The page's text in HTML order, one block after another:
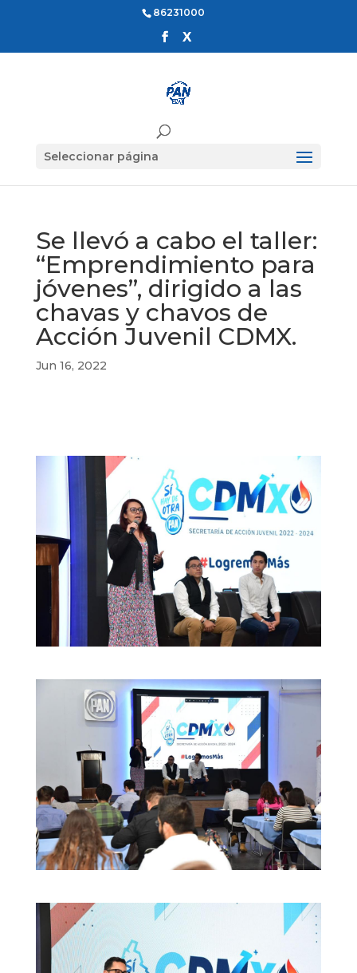
86231000
Seleccionar página
Se llevó a cabo el taller:
“Emprendimiento para
jóvenes”, dirigido a las
chavas y chavos de
Acción Juvenil CDMX.
Jun 16, 2022